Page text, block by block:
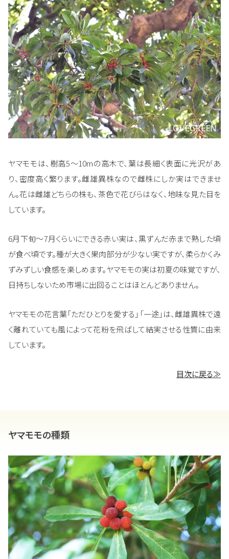
ヤマモモは、樹高5～10mの高木で、葉は長細く表面に光沢があ
り、密度高く繁ります。雌雄異株なので雌株にしか実はできませ
ん。花は雌雄どちらの株も、茶色で花びらはなく、地味な見た目を
しています。
6月下旬～7月くらいにできる赤い実は、黒ずんだ赤まで熟した頃
が食べ頃です。種が大きく果肉部分が少ない実ですが、柔らかくみ
ずみずしい食感を楽しめます。ヤマモモの実は初夏の味覚ですが、
日持ちしないため市場に出回ることはほとんどありません。
ヤマモモの花言葉「ただひとりを愛する」「一途」は、雌雄異株で遠
く離れていても風によって花粉を飛ばして結実させる性質に由来
しています。
目次に戻る≫
ヤマモモの種類